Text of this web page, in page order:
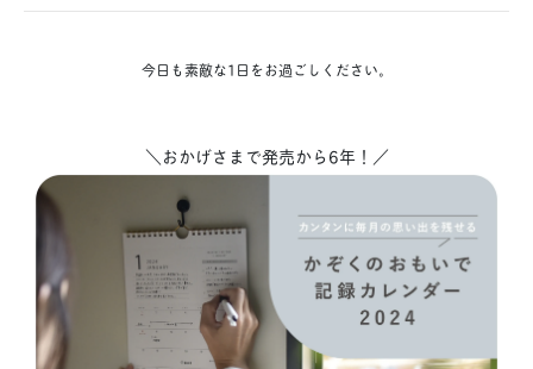
今日も素敵な1日をお過ごしください。
＼おかげさまで発売から6年！／